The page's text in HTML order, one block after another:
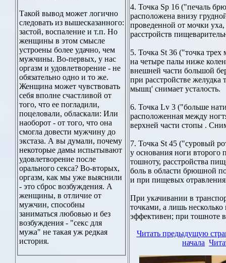
Такой вывод может логично
следовать из вышесказанного:
застой, воспаление и т.п. Но
женщины в этом смысле
устроены более удачно, чем
мужчины. Во-первых, у нас
оргазм и удовлетворение - не
обязательно одно и то же.
Женщина может чувствовать
себя вполне счастливой от
того, что ее погладили,
поцеловали, обласкали: Или
наоборот - от того, что она
смогла довести мужчину до
экстаза. А вы думали, почему
некоторые дамы испытывают
удовлетворение после
орального секса? Во-вторых,
оргазм, как мы уже выяснили
- это сброс возбуждения. А
женщины, в отличие от
мужчин, способны
заниматься любовью и без
возбуждения - "секс для
мужа" не такая уж редкая
история.
4. Точка Sp 16 ("печаль
расположена внизу
проведенной от мочки
расстройств
5. Точка St 36 ("точка
на четыре палы ниже
внешней части большой
при расстройстве желудка
мышц' снимает усталость.
6. Точка Lv 3 ("больше
расположенная между
верхней части стопы .
7. Точка St 45 ("суровый
у основания ноги второго
тошноту, расстройства
боль в области брюшной
и при пищевых
При укачивании в
точками, а лишь
эффективен; при тошноте
Читать предыдущую
начала